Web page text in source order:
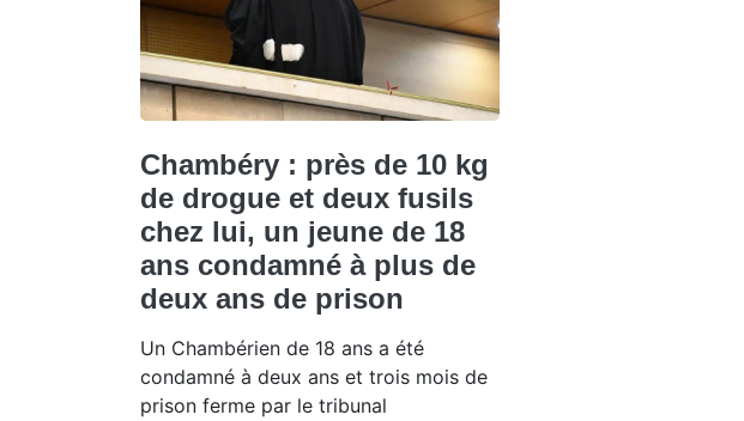
Chambéry : près de 10 kg
de drogue et deux fusils
chez lui, un jeune de 18
ans condamné à plus de
deux ans de prison
Un Chambérien de 18 ans a été
condamné à deux ans et trois mois de
prison ferme par le tribunal